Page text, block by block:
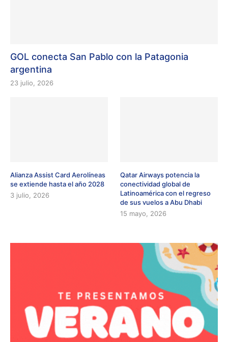
GOL conecta San Pablo con la Patagonia
argentina
23 julio, 2026
Alianza Assist Card Aerolíneas
se extiende hasta el año 2028
3 julio, 2026
Qatar Airways potencia la
conectividad global de
Latinoamérica con el regreso
de sus vuelos a Abu Dhabi
15 mayo, 2026